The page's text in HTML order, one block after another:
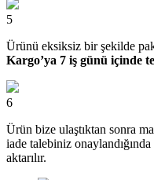
5
Ürünü eksiksiz bir şekilde
Kargo’ya 7 iş günü içinde
6
Ürün bize ulaştıktan sonra
iade talebiniz
aktarılır.